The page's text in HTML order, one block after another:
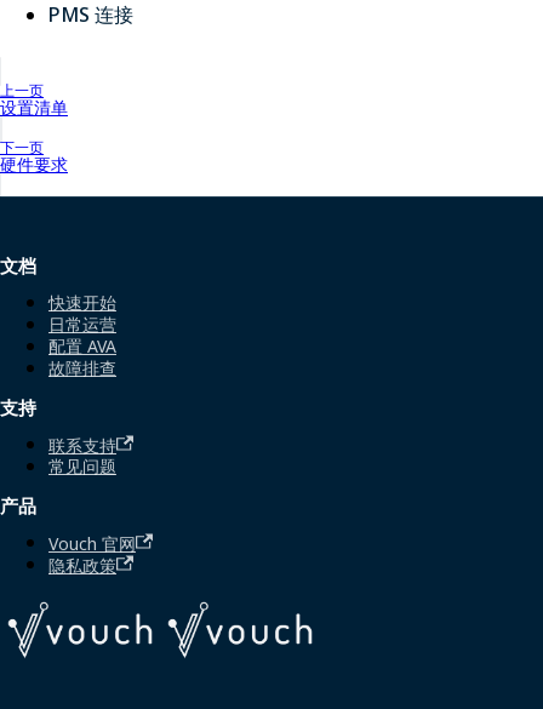
PMS 连接
上一页
设置清单
下一页
硬件要求
文档
快速开始
日常运营
配置 AVA
故障排查
支持
联系支持
常见问题
产品
Vouch 官网
隐私政策